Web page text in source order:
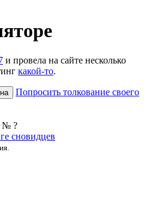
и провела на сайте несколько
какой-то.
Попросить толкование своего
№ ?
сновидцев